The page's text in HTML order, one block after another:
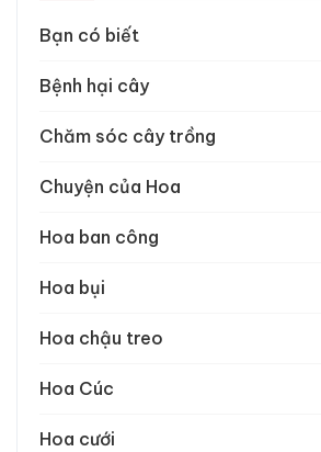
Bạn có biết
Bệnh hại cây
Chăm sóc cây trồng
Chuyện của Hoa
Hoa ban công
Hoa bụi
Hoa chậu treo
Hoa Cúc
Hoa cưới